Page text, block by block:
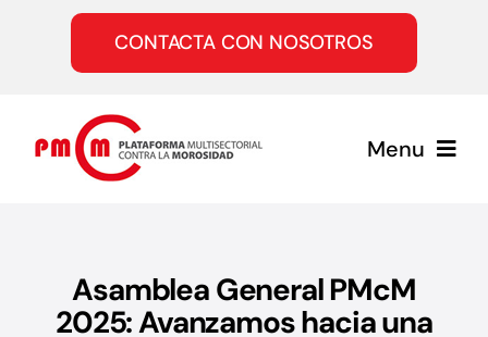
contenido
CONTACTA CON NOSOTROS
Menu
Quiénes somos
Asamblea General PMcM
2025: Avanzamos hacia una